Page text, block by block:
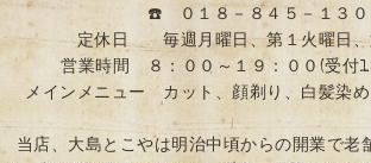
☎️ ０１８－８４５－１３０
定休日 毎週月曜日、第１火曜日、
営業時間 ８：００～１９：００(受付
メインメニュー カット、顔剃り、白髪染
当店、大島とこやは明治中頃からの開業で老